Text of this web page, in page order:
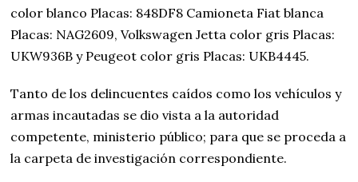
color blanco Placas: 848DF8 Camioneta Fiat blanca
Placas: NAG2609, Volkswagen Jetta color gris Placas:
UKW936B y Peugeot color gris Placas: UKB4445.
Tanto de los delincuentes caídos como los vehículos y
armas incautadas se dio vista a la autoridad
competente, ministerio público; para que se proceda a
la carpeta de investigación correspondiente.